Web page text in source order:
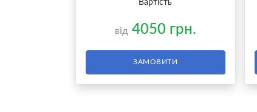
Вартість
від 4050 грн.
ЗАМОВИТИ